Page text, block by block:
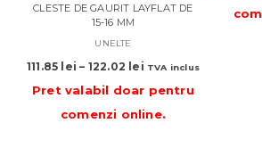
CLESTE DE GAURIT LAYFLAT DE
15-16 MM
UNELTE
111.85 lei – 122.02 leiInterval
prețuri:
111.85 lei
TVA inclus
Pret valabil doar pentru
comenzi online.